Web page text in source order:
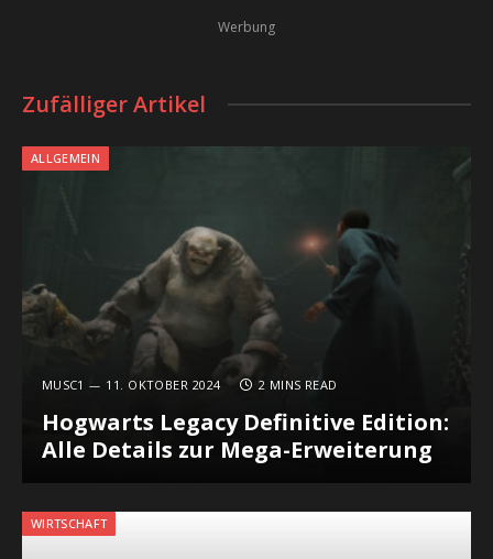
Werbung
Zufälliger Artikel
ALLGEMEIN
MUSC1 11. OKTOBER 2024 2 MINS READ
Hogwarts Legacy Definitive Edition:
Alle Details zur Mega-Erweiterung
WIRTSCHAFT